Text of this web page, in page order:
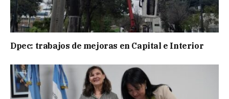
Dpec: trabajos de mejoras en Capital e Interior